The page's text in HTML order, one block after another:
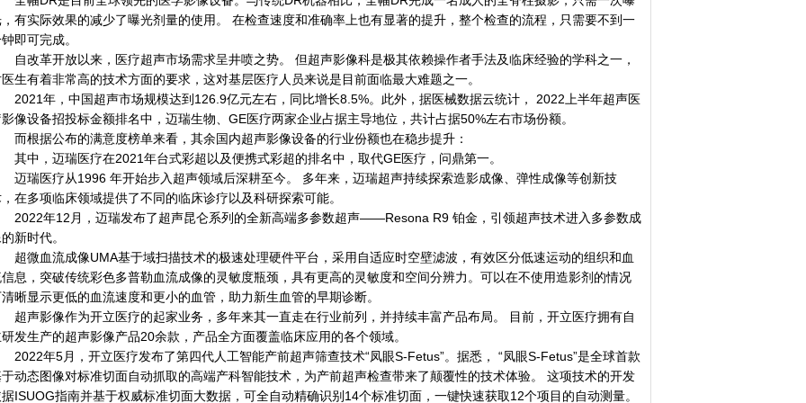
有实际效果的减少了曝光剂量的使用。 在检查速度和准确率上也有显著的提升，整个检查的流程，只需要不到一
即可完成。
革开放以来，医疗超声市场需求呈井喷之势。 但超声影像科是极其依赖操作者手法及临床经验的学科之一，
生有着非常高的技术方面的要求，这对基层医疗人员来说是目前面临最大难题之一。
年，中国超声市场规模达到126.9亿元左右，同比增长8.5%。此外，据医械数据云统计， 2022上半年超声医
像设备招投标金额排名中，迈瑞生物、GE医疗两家企业占据主导地位，共计占据50%左右市场份额。
根据公布的满意度榜单来看，其余国内超声影像设备的行业份额也在稳步提升：
，迈瑞医疗在2021年台式彩超以及便携式彩超的排名中，取代GE医疗，问鼎第一。
瑞医疗从1996 年开始步入超声领域后深耕至今。 多年来，迈瑞超声持续探索造影成像、弹性成像等创新技
在多项临床领域提供了不同的临床诊疗以及科研探索可能。
年12月，迈瑞发布了超声昆仑系列的全新高端多参数超声——Resona R9 铂金，引领超声技术进入多参数成
新时代。
血流成像UMA基于域扫描技术的极速处理硬件平台，采用自适应时空壁滤波，有效区分低速运动的组织和血
息，突破传统彩色多普勒血流成像的灵敏度瓶颈，具有更高的灵敏度和空间分辨力。可以在不使用造影剂的情况
晰显示更低的血流速度和更小的血管，助力新生血管的早期诊断。
影像作为开立医疗的起家业务，多年来其一直走在行业前列，并持续丰富产品布局。 目前，开立医疗拥有自
发生产的超声影像产品20余款，产品全方面覆盖临床应用的各个领域。
年5月，开立医疗发布了第四代人工智能产前超声筛查技术“凤眼S-Fetus”。据悉， “凤眼S-Fetus”是全球首款
动态图像对标准切面自动抓取的高端产科智能技术，为产前超声检查带来了颠覆性的技术体验。 这项技术的开发
ISUOG指南并基于权威标准切面大数据，可全自动精确识别14个标准切面，一键快速获取12个项目的自动测量。